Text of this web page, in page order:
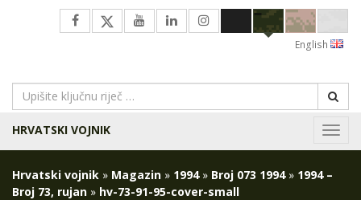
English
HRVATSKI VOJNIK
Hrvatski vojnik » Magazin » 1994» Broj 073 1994» 1994 –
Broj 73, rujan » hv-73-91-95-cover-small